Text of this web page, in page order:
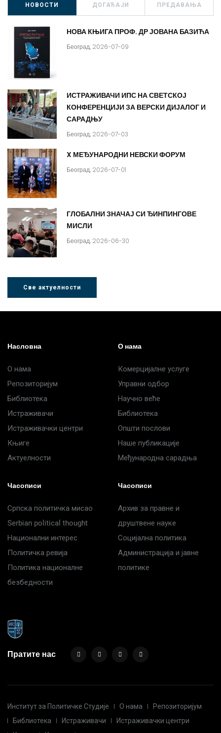
НОВОСТИ ДОГАЂАЈИ ПРЕДАВАЊА
НОВА КЊИГА ПРОФ. ДР ЈОВАНА БАЗИЋА
Београд, 2026-07-09
ИСТРАЖИВАЧИ ИПС НА СВЕТСКОЈ
КОНФЕРЕНЦИЈИ ЗА ВЕРСКИ ДИЈАЛОГ И
САРАДЊУ
Београд, 2026-07-03
X МЕЂУНАРОДНИ НЕВСКИ ФОРУМ
Београд, 2026-07-01
ГЛОБАЛНИ ЗНАЧАЈ СИ ЂИНПИНГОВЕ
МИСЛИ
Београд, 2026-06-30
Све актуелности
Насловна
О нама
Репозиторијум
Библиотека
Истраживачи
Истраживачки центри
Књиге
Актуелности
О нама
Комерцијалне услуге
Управни одбор
Научно веће
Библиотека
Општи послови
Наше публикације
Међународна сарадња
Часописи
Српска политичка мисао
Serbian political thought
Национални интерес
Политичка ревија
Политика националне
безбедности
Часописи
Архив за правне и
друштвене науке
Социјална политика
Администрација и јавне
политике
Пратите нас
Институт за Политичке Студије О нама
Репозиторијум
Библиотека
Истраживачи
Истраживачки центри